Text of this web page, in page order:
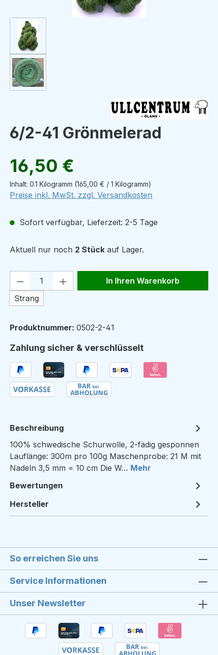
6/2-41 Grönmelerad
Regulärer Preis:
16,50 €
Inhalt: 0.1 Kilogramm (165,00 € / 1 Kilogramm)
Preise inkl. MwSt. zzgl. Versandkosten
Sofort verfügbar, Lieferzeit: 2-5 Tage
Aktuell nur noch 2 Stück auf Lager.
Produkt Anzahl: Gib den
Strang
In Ihren Warenkorb
Produktnummer: 0502-2-41
Zahlung sicher & verschlüsselt
Beschreibung
100% schwedische Schurwolle, 2-fädig gesponnen
Lauflänge: 300m pro 100g Maschenprobe: 21 M mit
Nadeln 3,5 mm = 10 cm Die W… Mehr
Bewertungen
Hersteller
So erreichen Sie uns
Service Informationen
Unser Newsletter